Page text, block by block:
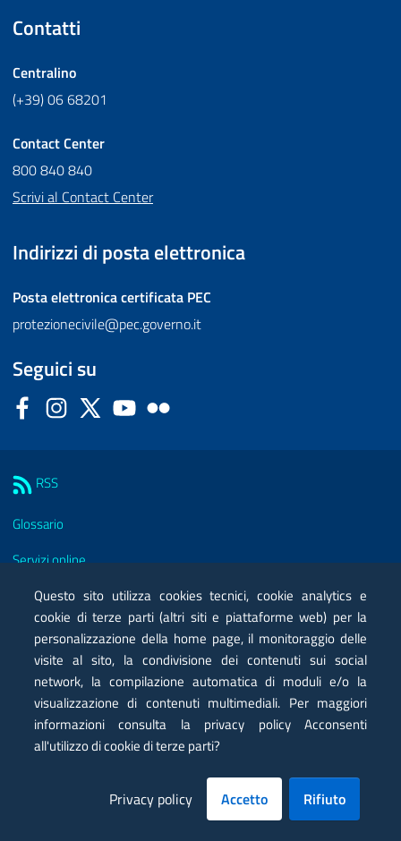
Contatti
Centralino
(+39) 06 68201
Contact Center
800 840 840
Scrivi al Contact Center
Indirizzi di posta elettronica
Posta elettronica certificata PEC
protezionecivile@pec.governo.it
Seguici su
FacebookInstagram
Twitter YouTube
RSS
Glossario
Servizi online
Moduli
Posta elettronica certificata PEC
Privacy
Note legali
Contatti
Dichiarazione di accessibilità
Questo sito utilizza cookies tecnici, cookie analytics e
cookie di terze parti (altri siti e piattaforme web) per la
personalizzazione della home page, il monitoraggio delle
visite al sito, la condivisione dei contenuti sui social
network, la compilazione automatica di moduli e/o la
visualizzazione di contenuti multimediali. Per maggiori
informazioni consulta la privacy policy Acconsenti
all'utilizzo di cookie di terze parti?
Privacy policy Accetto Rifiuto